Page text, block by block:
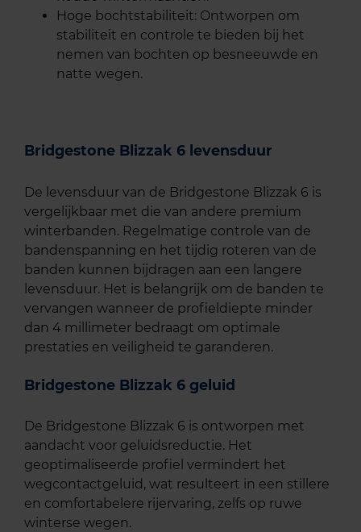
Hoge bochtstabiliteit: Ontworpen om
stabiliteit en controle te bieden bij het
nemen van bochten op besneeuwde en
natte wegen.
Bridgestone Blizzak 6 levensduur
De levensduur van de Bridgestone Blizzak 6 is
vergelijkbaar met die van andere premium
winterbanden. Regelmatige controle van de
bandenspanning en het tijdig roteren van de
banden kunnen bijdragen aan een langere
levensduur. Het is belangrijk om de banden te
vervangen wanneer de profieldiepte minder
dan 4 millimeter bedraagt om optimale
prestaties en veiligheid te garanderen.
Bridgestone Blizzak 6 geluid
De Bridgestone Blizzak 6 is ontworpen met
aandacht voor geluidsreductie. Het
geoptimaliseerde profiel vermindert het
wegcontactgeluid, wat resulteert in een stillere
en comfortabelere rijervaring, zelfs op ruwe
winterse wegen.